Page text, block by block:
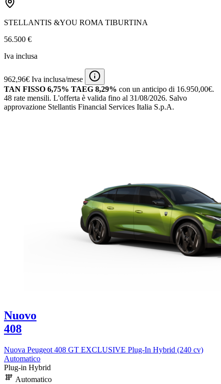
STELLANTIS &YOU ROMA TIBURTINA
56.500 €
Iva inclusa
962,96€ Iva inclusa/mese
TAN FISSO 6,75% TAEG 8,29% con un anticipo di 16.950,00€.
48 rate mensili. L'offerta è valida fino al 31/08/2026. Salvo
approvazione Stellantis Financial Services Italia S.p.A.
Nuovo
408
Nuova Peugeot 408 GT EXCLUSIVE Plug-In Hybrid (240 cv)
Automatico
Plug-in Hybrid
Automatico